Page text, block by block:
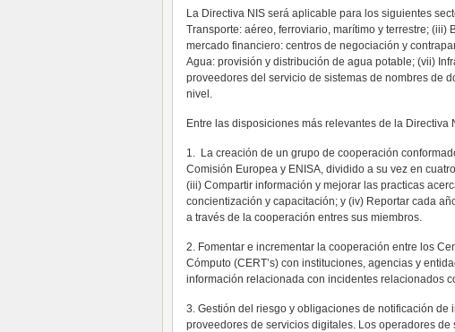
La Directiva NIS será aplicable para los siguientes
Transporte: aéreo, ferroviario, marítimo y terrestre; (iii)
mercado financiero: centros de negociación y
Agua: provisión y distribución de agua potable; (vii)
proveedores del servicio de sistemas de nombres de
nivel.
Entre las disposiciones más relevantes de la Directiva
1. La creación de un grupo de cooperación
Comisión Europea y ENISA, dividido a su vez en
(iii) Compartir información y mejorar las practicas
concientización y capacitación; y (iv) Reportar cada
a través de la cooperación entres sus miembros.
2. Fomentar e incrementar la cooperación entre los
Cómputo (CERT’s) con instituciones, agencias y
información relacionada con incidentes relacionados
3. Gestión del riesgo y obligaciones de notificación
proveedores de servicios digitales. Los operadores